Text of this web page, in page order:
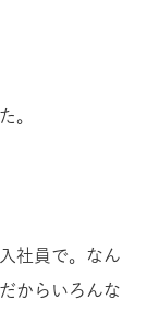
。
社員で。なん
からいろんな